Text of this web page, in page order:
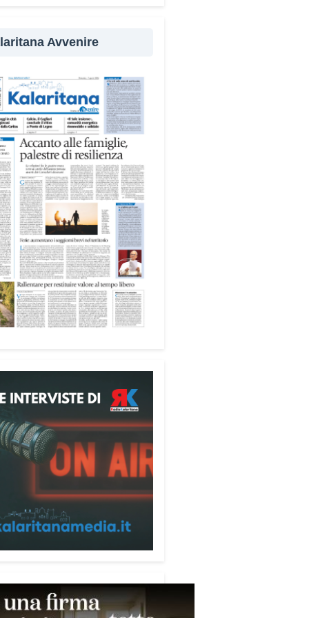
temi come solidarietà,
fragilità giovanili e dialogo
spiega Michela
dell’équipe organizzativa.
sono impegnati in diverse
del territorio, dall’assistenza
e alle persone con
nelle attività dell’OAMI al
nei centri di accoglienza
dove contribuiscono
alla cura degli spazi comuni.
cura degli ambienti
favorire accoglienza e
racconta Alessandro
accanto agli anziani della
di riposo Cristo Re.
di crescita umana e
che rafforza la vocazione
sottolinea Cristiano
della pace e della
nel Mediterraneo.
pomeriggio, alla Mediateca del
(MEM), l’incontro con
ha approfondito il ruolo dei
nella costruzione di ponti tra
Avvenire